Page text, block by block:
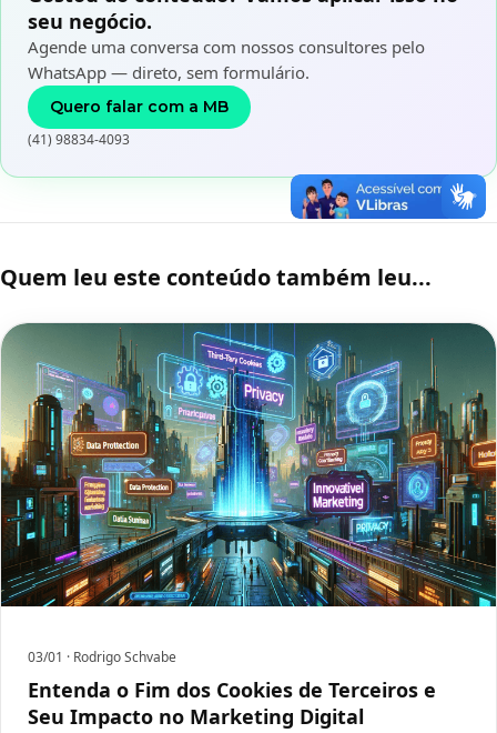
seu negócio.
Agende uma conversa com nossos consultores pelo
WhatsApp — direto, sem formulário.
Quero falar com a MB
(41) 98834-4093
Quem leu este conteúdo também leu...
03/01 · Rodrigo Schvabe
Entenda o Fim dos Cookies de Terceiros e
Seu Impacto no Marketing Digital